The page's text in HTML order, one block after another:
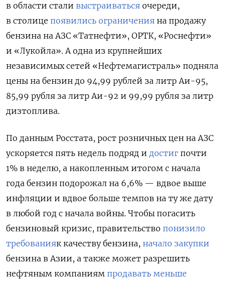
в области стали выстраиваться очереди,
в столице появились ограничения на продажу
бензина на АЗС «Татнефти», ОРТК, «Роснефти»
и «Лукойла». А одна из крупнейших
независимых сетей «Нефтемагистраль» подняла
цены на бензин до 94,99 рублей за литр Аи-95,
85,99 рубля за литр Аи-92 и 99,99 рубля за литр
дизтоплива.
По данным Росстата, рост розничных цен на АЗС
ускоряется пять недель подряд и достиг почти
1% в неделю, а накопленным итогом с начала
года бензин подорожал на 6,6% — вдвое выше
инфляции и вдвое больше темпов на ту же дату
в любой год с начала войны. Чтобы погасить
бензиновый кризис, правительство понизило
требованияк качеству бензина, начало закупки
бензина в Азии, а также может разрешить
нефтяным компаниям продавать меньше